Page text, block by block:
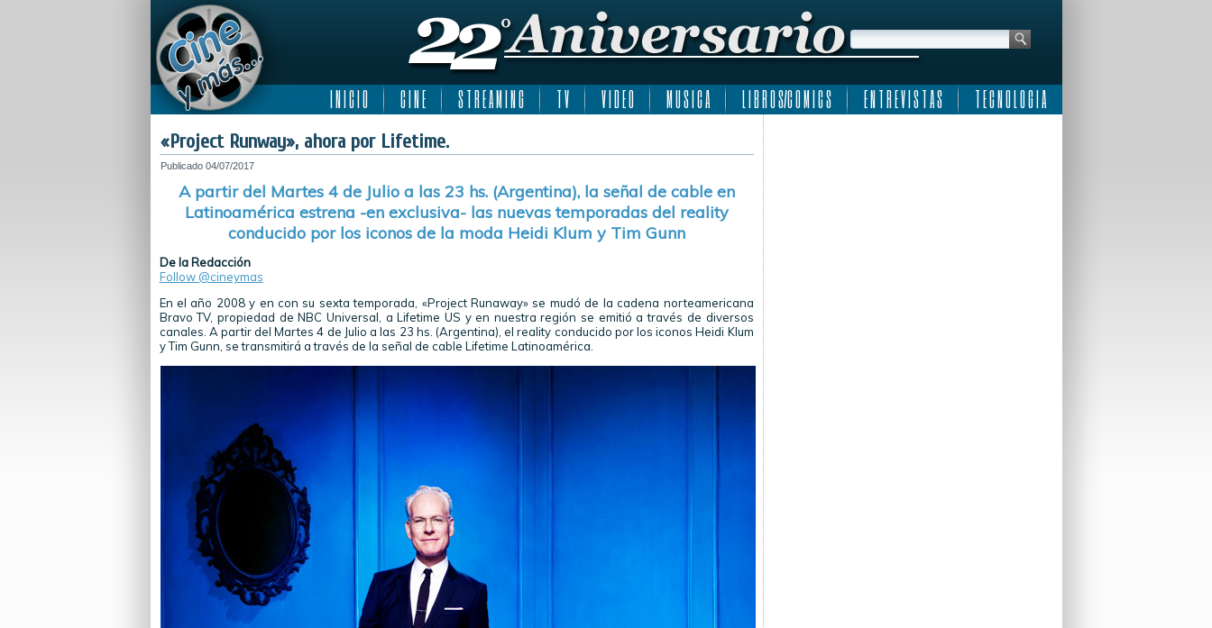
I N I C I O C I N E S T R E A M I N G T V V I D E O M U S I C A L I B R O S/C O M I C S E N T R E V I S T A S T E C N O L O G I A
«Project Runway», ahora por Lifetime.
Publicado 04/07/2017
A partir del Martes 4 de Julio a las 23 hs. (Argentina), la señal de cable en
Latinoamérica estrena -en exclusiva- las nuevas temporadas del reality
conducido por los iconos de la moda Heidi Klum y Tim Gunn
De la Redacción
Follow @cineymas
En el año 2008 y en con su sexta temporada, «Project Runaway» se mudó de la cadena norteamericana
Bravo TV, propiedad de NBC Universal, a Lifetime US y en nuestra región se emitió a través de diversos
canales. A partir del Martes 4 de Julio a las 23 hs. (Argentina), el reality conducido por los iconos Heidi Klum
y Tim Gunn, se transmitirá a través de la señal de cable Lifetime Latinoamérica.